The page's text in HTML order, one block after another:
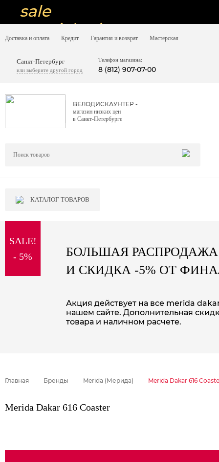
sale
special price
ну очень
вот дешево
sale
sale
надо брать
special price
Доставка и оплата Кредит Гарантия и возврат Мастерская
Санкт-Петербург
или выберите другой город
Телефон магазина:
8 (812) 907-07-00
ВЕЛОДИСКАУНТЕР -
магазин низких цен
в Санкт-Петербурге
КАТАЛОГ ТОВАРОВ
SALE!
- 5%
БОЛЬШАЯ
И СКИДКА -5% ОТ
Акция действует на все merida
нашем сайте. Дополнительная
товара и наличном расчете.
Главная Бренды Merida (Мерида) Merida Dakar 616
Merida Dakar 616 Coaster